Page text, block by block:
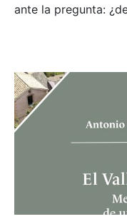
ante la pregunta: